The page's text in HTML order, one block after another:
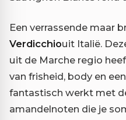
Een verrassende maar
Verdicchiouit Italië.
uit de Marche regio
van frisheid, body en
fantastisch werkt met
amandelnoten die je